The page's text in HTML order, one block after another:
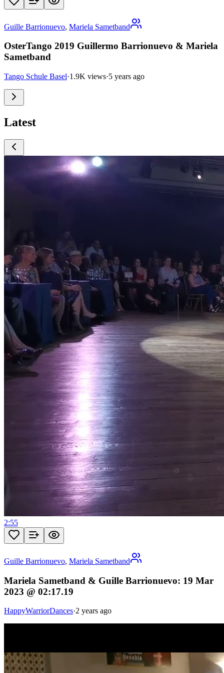
Guille Barrionuevo, Mariela Sametband
OsterTango 2019 Guillermo Barrionuevo & Mariela
Sametband
Tango Schule Basel·1.9K views·5 years ago
Latest
2:55
Guille Barrionuevo, Mariela Sametband
Mariela Sametband & Guille Barrionuevo: 19 Mar
2023 @ 02:17.19
HappyWarriorDances·2 years ago